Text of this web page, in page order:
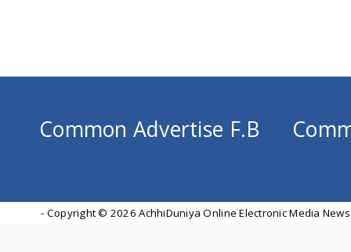
Common Advertise F.B
- Copyright © 2026 AchhiDuniya Online Electronic Media